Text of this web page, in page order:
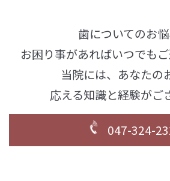
歯についてのお悩
お困り事があればいつでもご
当院には、あなたの
応える知識と経験がご
047-324-